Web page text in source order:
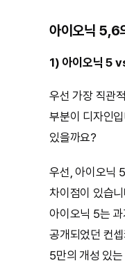
아이오닉 5,6
1) 아이오닉 5
우선 가장 직관
부분이 디자인
있을까요?
우선, 아이오닉
차이점이 있습
아이오닉 5는
공개되었던 컨
5만의 개성 있